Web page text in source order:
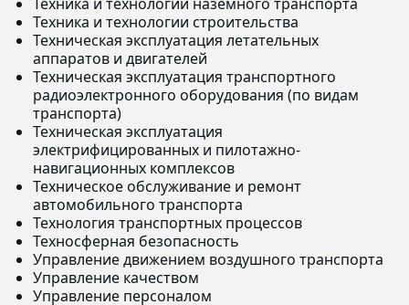
Техника и технологии строительства
Техническая эксплуатация летательных
аппаратов и двигателей
Техническая эксплуатация транспортного
радиоэлектронного оборудования (по видам
транспорта)
Техническая эксплуатация
электрифицированных и пилотажно-
навигационных комплексов
Техническое обслуживание и ремонт
автомобильного транспорта
Технология транспортных процессов
Техносферная безопасность
Управление движением воздушного транспорта
Управление качеством
Управление персоналом